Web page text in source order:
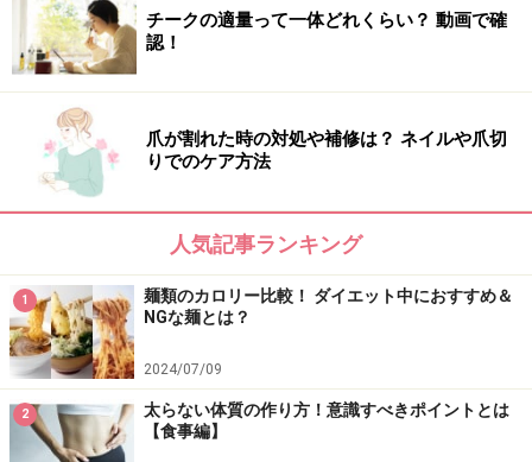
グレープフルーツ1/2・パイナップル50g・生姜1g・ハチ
ミツ小さじ1・水100cc
＜昼食例＞
昼食はサラダをたっぷり食べましょう。納豆、豆腐、わ
かめ、切干大根などを取り入れれば、満足感もアップし
ドレッシングは市販のものでもOKですが、保存料や塩分
の多いものは控えたほうがベター。オリーブオイル、バ
ルサミコ酢、レモン汁、塩、黒こしょうなどをかけて食
べたほうが、野菜の味が引き立ち、ダイエットにも効果
的です。また、生姜やニンニクを混ぜれば、味にパンチ
チークの適量って一体どれくらい？ 動画で確
認！
爪が割れた時の対処や補修は？ ネイルや爪切
りでのケア方法
人気記事ランキング
1
麺類のカロリー比較！ ダイエット中におすすめ＆
NGな麺とは？
2024/07/09
2
太らない体質の作り方！意識すべきポイントとは
【食事編】